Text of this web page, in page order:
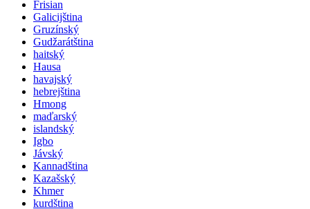
Frisian
Galicijština
Gruzínský
Gudžarátština
haitský
Hausa
havajský
hebrejština
Hmong
maďarský
islandský
Igbo
Jávský
Kannadština
Kazašský
Khmer
kurdština